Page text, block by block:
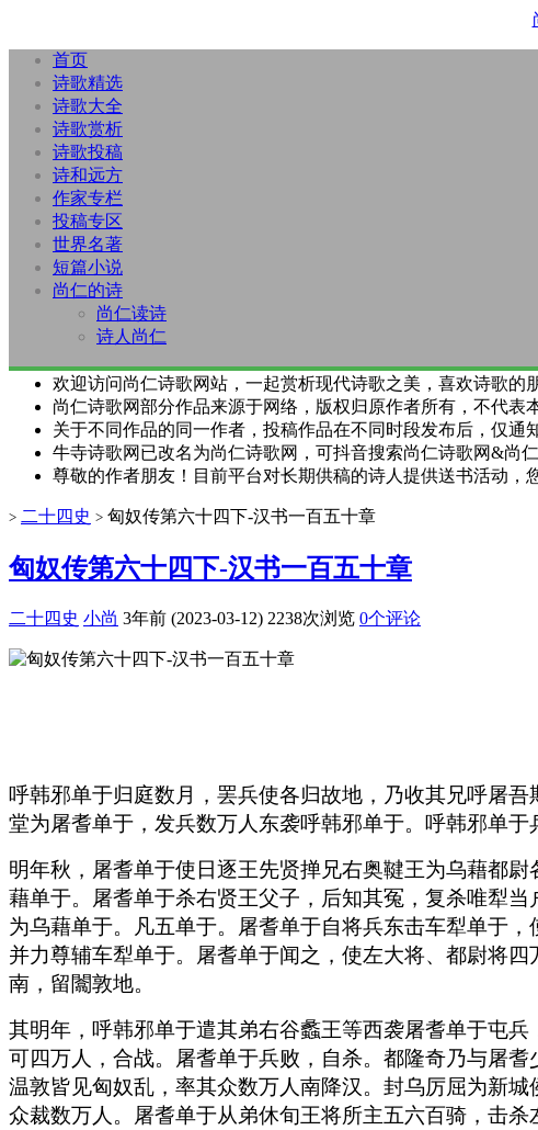
首页
诗歌精选
诗歌大全
诗歌赏析
诗歌投稿
诗和远方
作家专栏
投稿专区
世界名著
短篇小说
尚仁的诗
尚仁读诗
诗人尚仁
欢迎访问尚仁诗歌网站，一起赏析现代诗歌之美，喜欢诗歌的
尚仁诗歌网部分作品来源于网络，版权归原作者所有，不代表
关于不同作品的同一作者，投稿作品在不同时段发布后，仅通
牛寺诗歌网已改名为尚仁诗歌网，可抖音搜索尚仁诗歌网&尚
尊敬的作者朋友！目前平台对长期供稿的诗人提供送书活动，
> 二十四史 > 匈奴传第六十四下-汉书一百五十章
匈奴传第六十四下-汉书一百五十章
二十四史 小尚 3年前 (2023-03-12) 2238次浏览 0个评论
呼韩邪单于归庭数月，罢兵使各归故地，乃收其兄呼屠
堂为屠耆单于，发兵数万人东袭呼韩邪单于。呼韩邪单
明年秋，屠耆单于使日逐王先贤掸兄右奥鞬王为乌藉都
藉单于。屠耆单于杀右贤王父子，后知其冤，复杀唯犁
为乌藉单于。凡五单于。屠耆单于自将兵东击车犁单于
并力尊辅车犁单于。屠耆单于闻之，使左大将、都尉将
南，留闟敦地。
其明年，呼韩邪单于遣其弟右谷蠡王等西袭屠耆单于屯
可四万人，合战。屠耆单于兵败，自杀。都隆奇乃与屠
温敦皆见匈奴乱，率其众数万人南降汉。封乌厉屈为新
众裁数万人。屠耆单于从弟休旬王将所主五六百骑，击